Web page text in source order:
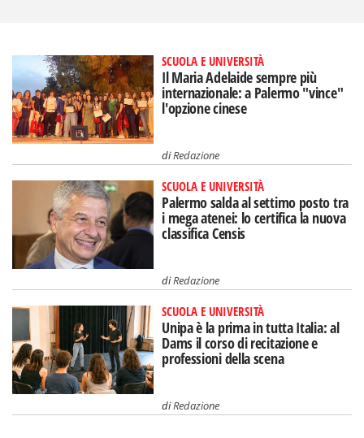
SCUOLA E UNIVERSITÀ
Il Maria Adelaide sempre più
internazionale: a Palermo "vince"
l'opzione cinese
diRedazione
SCUOLA E UNIVERSITÀ
Palermo salda al settimo posto tra
i mega atenei: lo certifica la nuova
classifica Censis
diRedazione
SCUOLA E UNIVERSITÀ
Unipa è la prima in tutta Italia: al
Dams il corso di recitazione e
professioni della scena
diRedazione